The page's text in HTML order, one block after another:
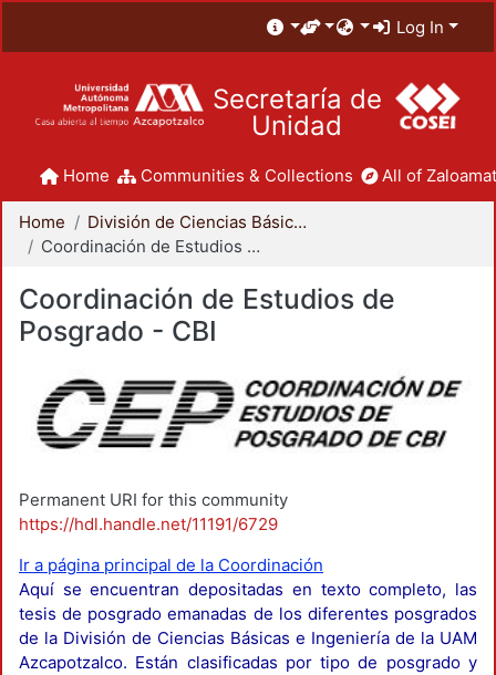
Log In
Secretaría de
Unidad
Home Communities & Collections All of
Home
División de Ciencias Básicas e Ingeniería
Coordinación de Estudios de Posgrado - CBI
Coordinación de Estudios de
Posgrado - CBI
Permanent URI for this community
https://hdl.handle.net/11191/6729
Ir a página principal de la Coordinación
Aquí se encuentran depositadas en texto completo, las
tesis de posgrado emanadas de los diferentes posgrados
de la División de Ciencias Básicas e Ingeniería de la UAM
Azcapotzalco. Están clasificadas por tipo de posgrado y